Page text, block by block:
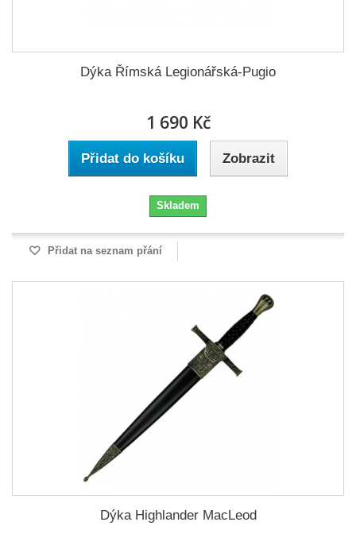
Dýka Římská Legionářská-Pugio
1 690 Kč
Přidat do košíku Zobrazit
Skladem
Přidat na seznam přání
Dýka Highlander MacLeod